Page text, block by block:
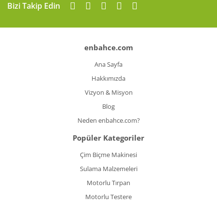
Bizi Takip Edin
enbahce.com
Ana Sayfa
Hakkımızda
Vizyon & Misyon
Blog
Neden enbahce.com?
Popüler Kategoriler
Çim Biçme Makinesi
Sulama Malzemeleri
Motorlu Tırpan
Motorlu Testere